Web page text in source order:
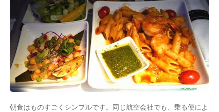
朝食はものすごくシンプルです。同じ航空会社でも、乗る便によ